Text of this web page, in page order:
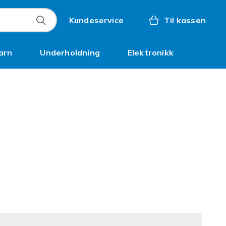
Kundeservice Til kassen
Underholdning Elektronikk